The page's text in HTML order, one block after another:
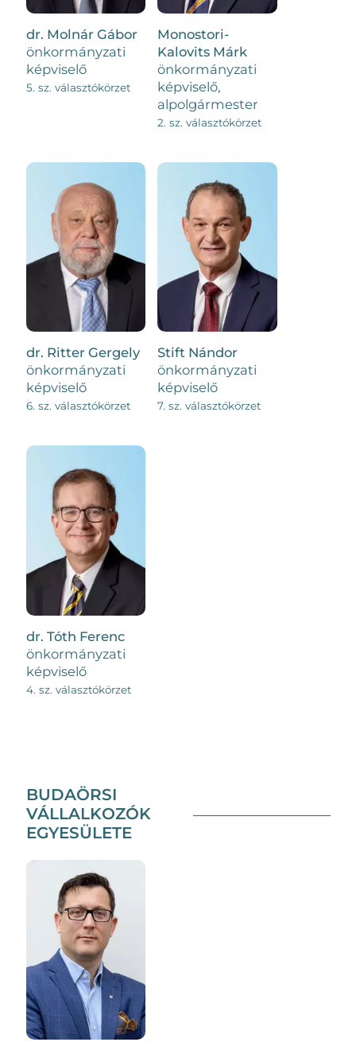
dr. Molnár Gábor
önkormányzati
képviselő
5. sz. választókörzet
Monostori-
Kalovits Márk
önkormányzati
képviselő,
alpolgármester
2. sz. választókörzet
dr. Ritter Gergely
önkormányzati
képviselő
6. sz. választókörzet
Stift Nándor
önkormányzati
képviselő
7. sz. választókörzet
dr. Tóth Ferenc
önkormányzati
képviselő
4. sz. választókörzet
BUDAÖRSI
VÁLLALKOZÓK
EGYESÜLETE